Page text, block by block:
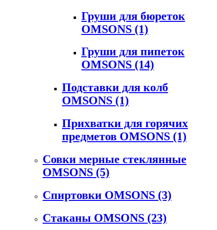
Груши для бюреток
OMSONS (1)
Груши для пипеток
OMSONS (14)
Подставки для колб
OMSONS (1)
Прихватки для горячих
предметов OMSONS (1)
Совки мерные стеклянные
OMSONS (5)
Спиртовки OMSONS (3)
Стаканы OMSONS (23)